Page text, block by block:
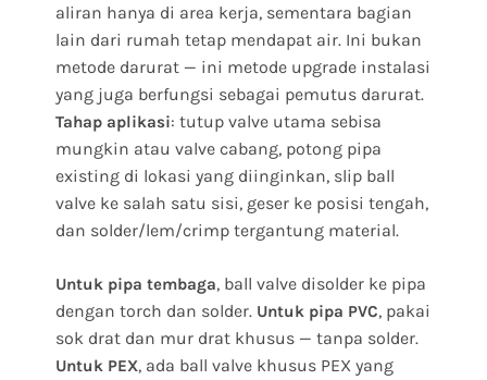
aliran hanya di area kerja, sementara bagian
lain dari rumah tetap mendapat air. Ini bukan
metode darurat — ini metode upgrade instalasi
yang juga berfungsi sebagai pemutus darurat.
Tahap aplikasi: tutup valve utama sebisa
mungkin atau valve cabang, potong pipa
existing di lokasi yang diinginkan, slip ball
valve ke salah satu sisi, geser ke posisi tengah,
dan solder/lem/crimp tergantung material.
Untuk pipa tembaga, ball valve disolder ke pipa
dengan torch dan solder. Untuk pipa PVC, pakai
sok drat dan mur drat khusus — tanpa solder.
Untuk PEX, ada ball valve khusus PEX yang